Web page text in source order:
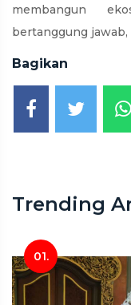
membangun
bertanggung
Bagikan
Trending
01.